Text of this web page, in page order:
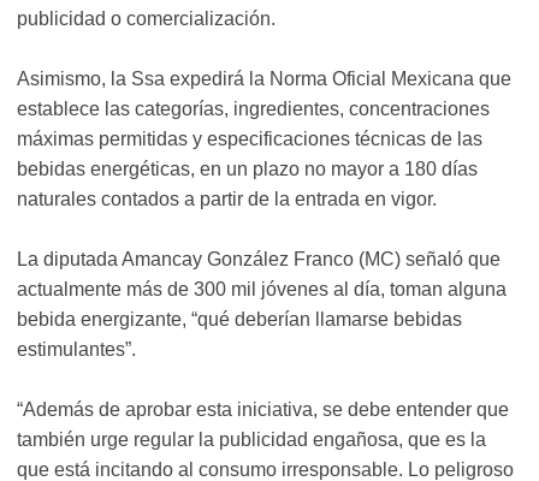
publicidad o comercialización.
Asimismo, la Ssa expedirá la Norma Oficial Mexicana que
establece las categorías, ingredientes, concentraciones
máximas permitidas y especificaciones técnicas de las
bebidas energéticas, en un plazo no mayor a 180 días
naturales contados a partir de la entrada en vigor.
La diputada Amancay González Franco (MC) señaló que
actualmente más de 300 mil jóvenes al día, toman alguna
bebida energizante, “qué deberían llamarse bebidas
estimulantes”.
“Además de aprobar esta iniciativa, se debe entender que
también urge regular la publicidad engañosa, que es la
que está incitando al consumo irresponsable. Lo peligroso